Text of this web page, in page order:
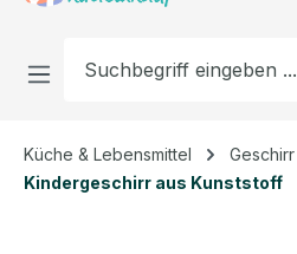
Küche & Lebensmittel
Geschirr
Kindergeschirr aus Kunststoff